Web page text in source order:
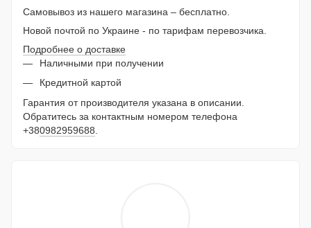
Самовывоз из нашего магазина – бесплатно.
Новой почтой по Украине - по тарифам перевозчика.
Подробнее о доставке
Наличными при получении
Кредитной картой
Гарантия от производителя указана в описании.
Обратитесь за контактным номером телефона
+380982959688